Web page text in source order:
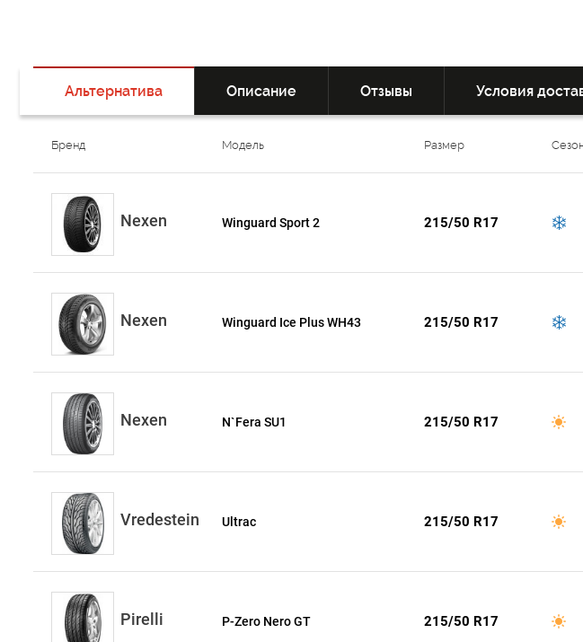
Альтернатива Описание Отзывы Условия
Бренд Модель Размер
Nexen Winguard Sport 2 215/50 R17
Nexen Winguard Ice Plus WH43 215/50 R17
Nexen N`Fera SU1 215/50 R17
Vredestein Ultrac 215/50 R17
Pirelli P-Zero Nero GT 215/50 R17